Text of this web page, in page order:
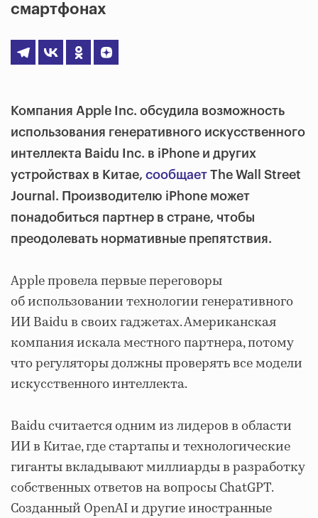
смартфонах
Компания Apple Inc. обсудила возможность
использования генеративного искусственного
интеллекта Baidu Inc. в iPhone и других
устройствах в Китае, сообщает The Wall Street
Journal. Производителю iPhone может
понадобиться партнер в стране, чтобы
преодолевать нормативные препятствия.
Apple провела первые переговоры
об использовании технологии генеративного
ИИ Baidu в своих гаджетах. Американская
компания искала местного партнера, потому
что регуляторы должны проверять все модели
искусственного интеллекта.
Baidu считается одним из лидеров в области
ИИ в Китае, где стартапы и технологические
гиганты вкладывают миллиарды в разработку
собственных ответов на вопросы ChatGPT.
Созданный OpenAI и другие иностранные